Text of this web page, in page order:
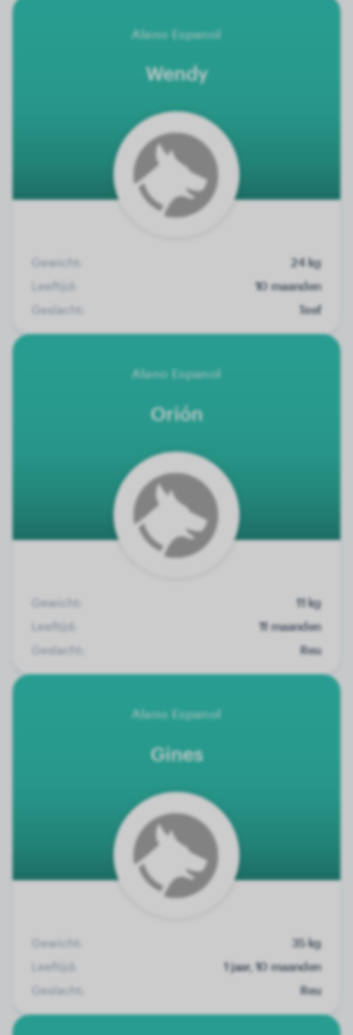
Alano Espanol
Wendy
Gewicht:
24 kg
Leeftijd:
10 maanden
Geslacht:
Teef
Alano Espanol
Orión
Gewicht:
11 kg
Leeftijd:
11 maanden
Geslacht:
Reu
Alano Espanol
Gines
Gewicht:
35 kg
Leeftijd:
1 jaar, 10 maanden
Geslacht:
Reu